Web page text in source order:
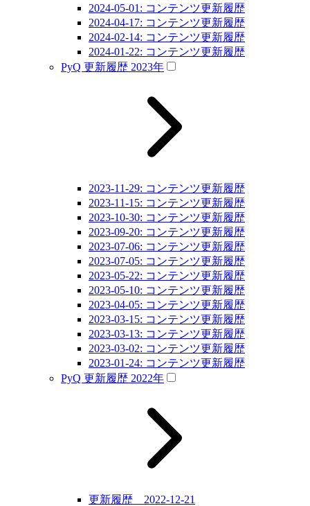
2024-05-01: コンテンツ更新履歴
2024-04-17: コンテンツ更新履歴
2024-02-14: コンテンツ更新履歴
2024-01-22: コンテンツ更新履歴
PyQ 更新履歴 2023年
2023-11-29: コンテンツ更新履歴
2023-11-15: コンテンツ更新履歴
2023-10-30: コンテンツ更新履歴
2023-09-20: コンテンツ更新履歴
2023-07-06: コンテンツ更新履歴
2023-07-05: コンテンツ更新履歴
2023-05-22: コンテンツ更新履歴
2023-05-10: コンテンツ更新履歴
2023-04-05: コンテンツ更新履歴
2023-03-15: コンテンツ更新履歴
2023-03-13: コンテンツ更新履歴
2023-03-02: コンテンツ更新履歴
2023-01-24: コンテンツ更新履歴
PyQ 更新履歴 2022年
更新履歴 2022-12-21